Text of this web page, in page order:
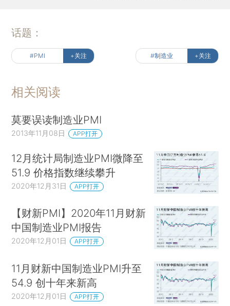
话题：
#PMI +关注 #制造业 +关注
相关阅读
莫要误读制造业PMI
2013年11月08日 APP打开
12月统计局制造业PMI微降至
51.9 价格指数继续攀升
2020年12月31日 APP打开
【财新PMI】2020年11月财新
中国制造业PMI报告
2020年12月01日 APP打开
11月财新中国制造业PMI升至
54.9 创十年来新高
2020年12月01日 APP打开